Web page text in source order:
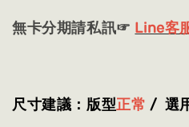
無卡分期請私訊☞ Line客
尺寸建議：版型正常 / 選